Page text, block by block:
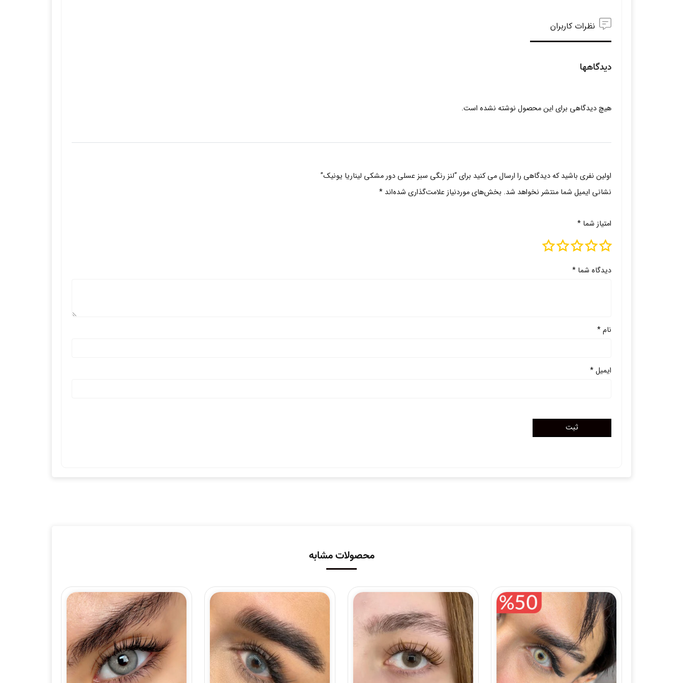
نظرات کاربران
دیدگاهها
هیچ دیدگاهی برای این محصول نوشته نشده است.
اولین نفری باشید که دیدگاهی را ارسال می کنید برای “لنز رنگی سبز عسلی دور مشکی لیناریا یونیک”
نشانی ایمیل شما منتشر نخواهد شد. بخش‌های موردنیاز علامت‌گذاری شده‌اند *
امتیاز شما *
دیدگاه شما *
نام*
ایمیل*
محصولات مشابه